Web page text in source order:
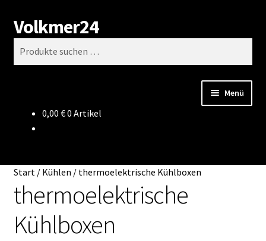
Zur
Navigation
springen
Zum
Inhalt
springen
Volkmer24
Suchen
Menü
Impressum
Datenschutz
0,00 €0 Artikel
Start/ Kühlen / thermoelektrische Kühlboxen
thermoelektrische
Kühlboxen